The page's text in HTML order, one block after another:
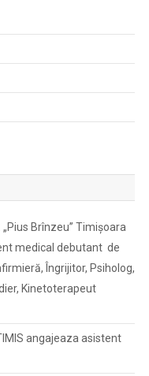
Brînzeu” Timișoara
medical debutant de
Îngrijitor, Psiholog,
Kinetoterapeut
angajeaza asistent